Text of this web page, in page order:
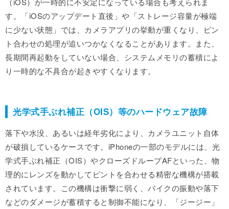
す。「iOSのアップデート直後」や「ストレージ容量が極端
に少ない状態」では、カメラアプリの挙動が重くなり、ピン
ト合わせの処理が追いつかなくなることがあります。また、
長期間再起動をしていない場合、システムメモリの蓄積によ
り一時的な不具合が起きやすくなります。
光学式手ぶれ補正（OIS）等のハードウェア故障
落下や水没、あるいは経年劣化により、カメラユニット自体
が破損しているケースです。iPhoneの一部のモデルには、光
学式手ぶれ補正（OIS）やクローズドループAFといった、物
理的にレンズを動かしてピントを合わせる精密な機構が搭載
されています。この機構は衝撃に弱く、バイクの振動や落下
などのダメージが蓄積すると制御不能になり、「ジージー」